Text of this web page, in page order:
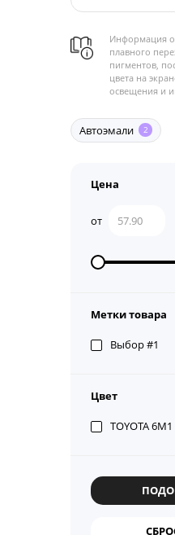
Информация о
плавного
пигментов,
цвета на
освещения и
Автоэмали 2
Цена
от
Метки товара
Выбор #1
Цвет
TOYOTA 6M1